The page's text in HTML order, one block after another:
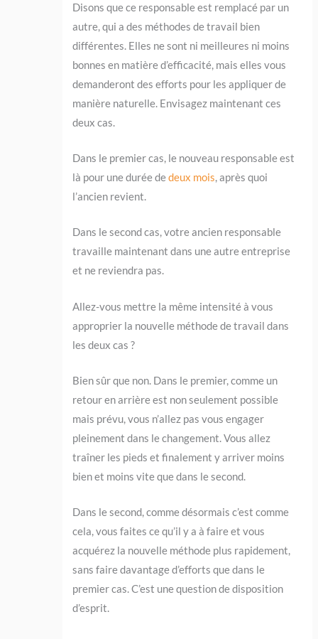
Disons que ce responsable est remplacé par un
autre, qui a des méthodes de travail bien
différentes. Elles ne sont ni meilleures ni moins
bonnes en matière d’efficacité, mais elles vous
demanderont des efforts pour les appliquer de
manière naturelle. Envisagez maintenant ces
deux cas.
Dans le premier cas, le nouveau responsable est
là pour une durée dedeux mois, après quoi
l’ancien revient.
Dans le second cas, votre ancien responsable
travaille maintenant dans une autre entreprise
et ne reviendra pas.
Allez-vous mettre la même intensité à vous
approprier la nouvelle méthode de travail dans
les deux cas ?
Bien sûr que non. Dans le premier, comme un
retour en arrière est non seulement possible
mais prévu, vous n’allez pas vous engager
pleinement dans le changement. Vous allez
traîner les pieds et finalement y arriver moins
bien et moins vite que dans le second.
Dans le second, comme désormais c’est comme
cela, vous faites ce qu’il y a à faire et vous
acquérez la nouvelle méthode plus rapidement,
sans faire davantage d’efforts que dans le
premier cas. C’est une question de disposition
d’esprit.